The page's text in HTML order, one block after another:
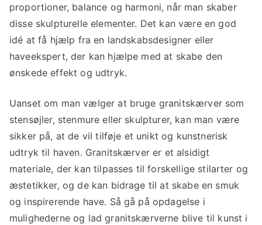
proportioner, balance og harmoni, når man skaber
disse skulpturelle elementer. Det kan være en god
idé at få hjælp fra en landskabsdesigner eller
haveekspert, der kan hjælpe med at skabe den
ønskede effekt og udtryk.
Uanset om man vælger at bruge granitskærver som
stensøjler, stenmure eller skulpturer, kan man være
sikker på, at de vil tilføje et unikt og kunstnerisk
udtryk til haven. Granitskærver er et alsidigt
materiale, der kan tilpasses til forskellige stilarter og
æstetikker, og de kan bidrage til at skabe en smuk
og inspirerende have. Så gå på opdagelse i
mulighederne og lad granitskærverne blive til kunst i